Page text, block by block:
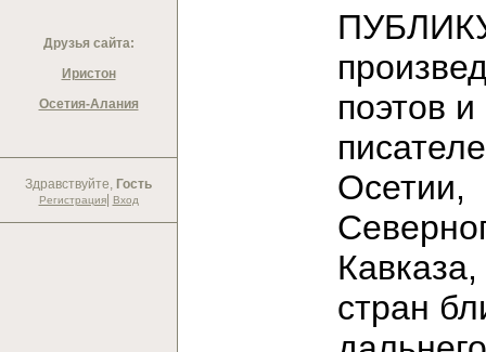
Друзья сайта:
Иристон
Осетия-Алания
Здравствуйте, Гость
Регистрация| Вход
поэтов и
Осетии,
стран